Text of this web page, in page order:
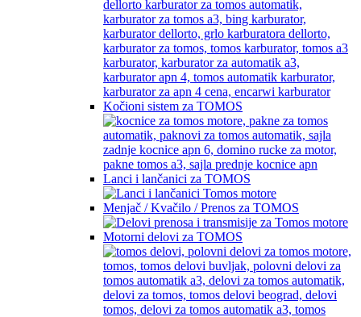
Kočioni sistem za TOMOS
Lanci i lančanici za TOMOS
Menjač / Kvačilo / Prenos za TOMOS
Motorni delovi za TOMOS